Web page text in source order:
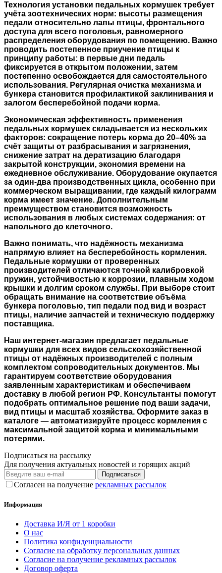
Технология установки педальных кормушек требует
учёта зоотехнических норм: высоты размещения
педали относительно лапы птицы, фронтального
доступа для всего поголовья, равномерного
распределения оборудования по помещению. Важно
проводить постепенное приучение птицы к
принципу работы: в первые дни педаль
фиксируется в открытом положении, затем
постепенно освобождается для самостоятельного
использования. Регулярная очистка механизма и
бункера становится профилактикой заклинивания и
залогом бесперебойной подачи корма.
Экономическая эффективность применения
педальных кормушек складывается из нескольких
факторов: сокращение потерь корма до 20–40% за
счёт защиты от разбрасывания и загрязнения,
снижение затрат на дератизацию благодаря
закрытой конструкции, экономия времени на
ежедневное обслуживание. Оборудование окупается
за один-два производственных цикла, особенно при
коммерческом выращивании, где каждый килограмм
корма имеет значение. Дополнительным
преимуществом становится возможность
использования в любых системах содержания: от
напольного до клеточного.
Важно понимать, что надёжность механизма
напрямую влияет на бесперебойность кормления.
Педальные кормушки от проверенных
производителей отличаются точной калибровкой
пружин, устойчивостью к коррозии, плавным ходом
крышки и долгим сроком службы. При выборе стоит
обращать внимание на соответствие объёма
бункера поголовью, тип педали под вид и возраст
птицы, наличие запчастей и техническую поддержку
поставщика.
Наш интернет-магазин предлагает педальные
кормушки для всех видов сельскохозяйственной
птицы от надёжных производителей с полным
комплектом сопроводительных документов. Мы
гарантируем соответствие оборудования
заявленным характеристикам и обеспечиваем
доставку в любой регион РФ. Консультанты помогут
подобрать оптимальное решение под ваши задачи,
вид птицы и масштаб хозяйства. Оформите заказ в
каталоге — автоматизируйте процесс кормления с
максимальной защитой корма и минимальными
потерями.
Подписаться на рассылку
Для получения актуальных новостей и горящих акций
Подписаться
Согласен на получение рекламных рассылок
Информация
Доставка И/Я от 1 коробки
О нас
Политика конфиденциальности
Согласие на обработку персональных данных
Согласие на получение рекламных рассылок
Договор оферта